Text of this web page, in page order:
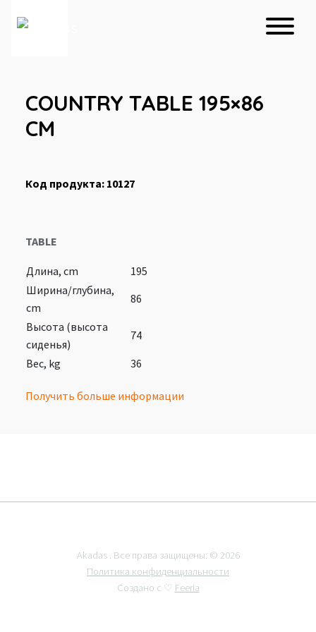
COUNTRY TABLE 195×86
CM
Код продукта: 10127
TABLE
Длина, cm
195
Ширина/глубина,
cm
86
Высота (высота
сиденья)
74
Вес, kg
36
Получить больше информации
Akadas . Все права защищены: © 2026
Политика конфиденциальности
Создано с ♡ Feeria